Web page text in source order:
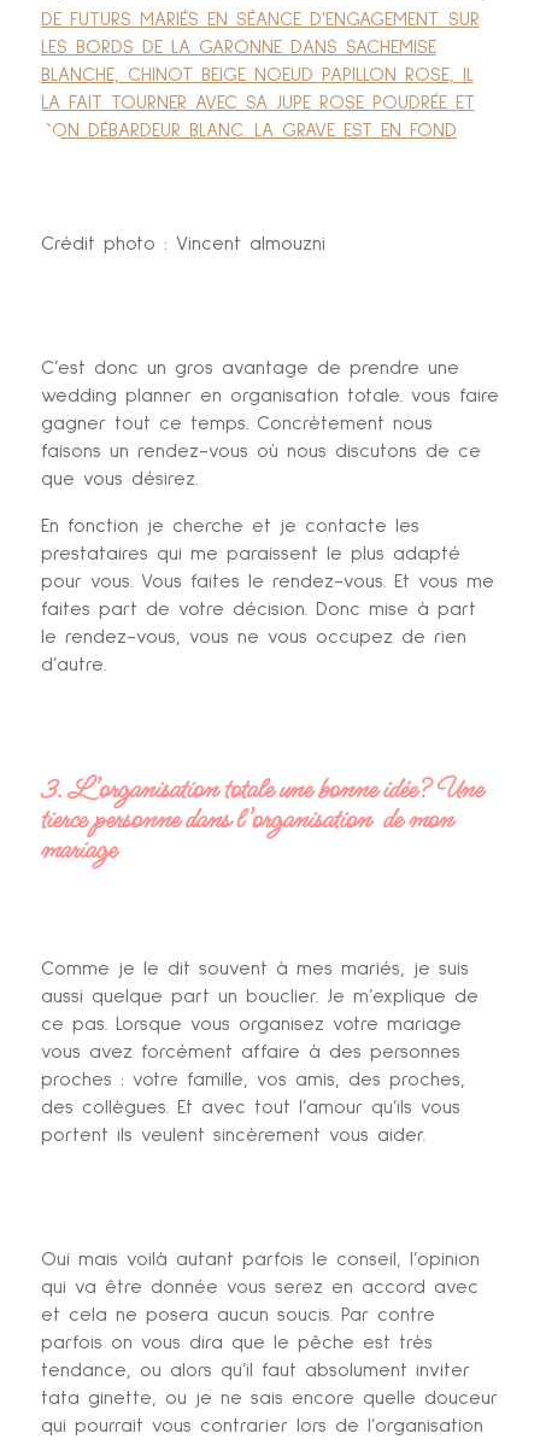
Crédit photo : Vincent almouzni
C’est donc un gros avantage de prendre une
wedding planner en organisation totale. vous faire
gagner tout ce temps. Concrètement nous
faisons un rendez-vous où nous discutons de ce
que vous désirez.
En fonction je cherche et je contacte les
prestataires qui me paraissent le plus adapté
pour vous. Vous faites le rendez-vous. Et vous me
faites part de votre décision. Donc mise à part
le rendez-vous, vous ne vous occupez de rien
d’autre.
3. L’organisation totale une bonne idée? Une
tierce personne dans l’organisation de mon
mariage
Comme je le dit souvent à mes mariés, je suis
aussi quelque part un bouclier. Je m’explique de
ce pas. Lorsque vous organisez votre mariage
vous avez forcément affaire à des personnes
proches : votre famille, vos amis, des proches,
des collègues. Et avec tout l’amour qu’ils vous
portent ils veulent sincèrement vous aider.
Oui mais voilà autant parfois le conseil, l’opinion
qui va être donnée vous serez en accord avec
et cela ne posera aucun soucis. Par contre
parfois on vous dira que le pêche est très
tendance, ou alors qu’il faut absolument inviter
tata ginette, ou je ne sais encore quelle douceur
qui pourrait vous contrarier lors de l’organisation